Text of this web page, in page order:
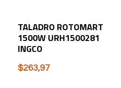
TALADRO ROTOMART
1500W URH1500281
INGCO
$263,97